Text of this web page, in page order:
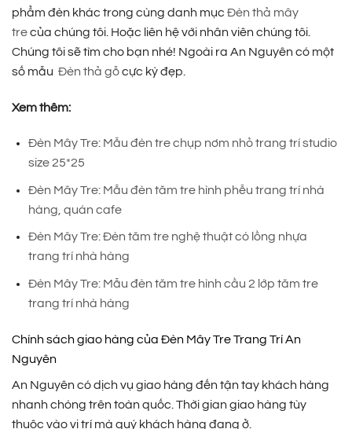
phẩm đèn khác trong cùng danh mục Đèn thả mây
trecủa chúng tôi. Hoặc liên hệ với nhân viên chúng tôi.
Chúng tôi sẽ tìm cho bạn nhé! Ngoài ra An Nguyên có một
số mẫu Đèn thả gỗcực kỳ đẹp.
Xem thêm:
Đèn Mây Tre: Mẫu đèn tre chụp nơm nhỏ trang trí studio
size 25*25
Đèn Mây Tre: Mẫu đèn tăm tre hình phễu trang trí nhà
hàng, quán cafe
Đèn Mây Tre: Đèn tăm tre nghệ thuật có lồng nhựa
trang trí nhà hàng
Đèn Mây Tre: Mẫu đèn tăm tre hình cầu 2 lớp tăm tre
trang trí nhà hàng
Chính sách giao hàng của Đèn Mây Tre Trang Trí An
Nguyên
An Nguyên có dịch vụ giao hàng đến tận tay khách hàng
nhanh chóng trên toàn quốc. Thời gian giao hàng tùy
thuộc vào vị trí mà quý khách hàng đang ở.